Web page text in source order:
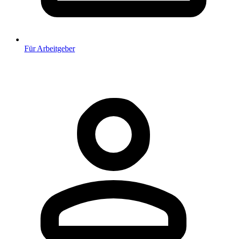
Für Arbeitgeber